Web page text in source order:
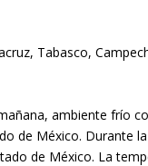
Tabasco,
ambiente frío
de México. Durante
de México. La